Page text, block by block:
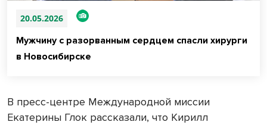
20.05.2026
Мужчину с разорванным сердцем спасли хирурги
в Новосибирске
В пресс-центре Международной миссии
Екатерины Глок рассказали, что Кирилл